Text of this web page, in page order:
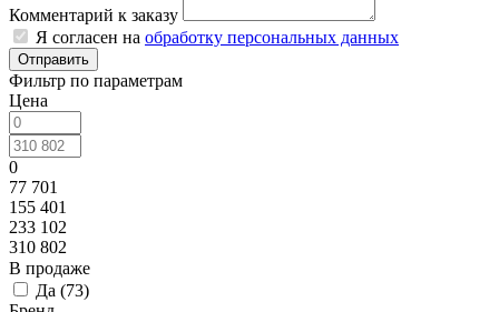
Комментарий к заказу
Я согласен на обработку персональных данных
Отправить
Фильтр по параметрам
Цена
0
77 701
155 401
233 102
310 802
В продаже
Да (73)